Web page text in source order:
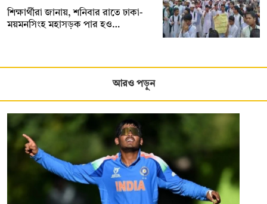
শিক্ষার্থীরা জানায়, শনিবার রাতে ঢাকা-
ময়মনসিংহ মহাসড়ক পার হও…
আরও পড়ুন